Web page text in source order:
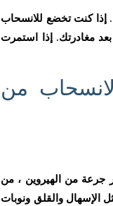
إذا كنت تخضع للانسحاب
مغادرتك. إذا استمرت
من
بعد حوالي 12 ساعة من تناول آخر جرعة من الهيروين ، من
الإسهال والقلق ونوبات